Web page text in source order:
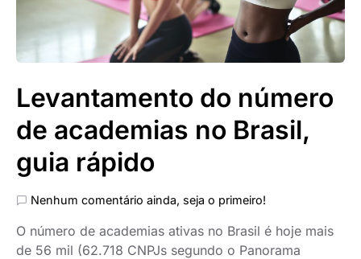
Levantamento do número
de academias no Brasil,
guia rápido
Nenhum comentário ainda, seja o primeiro!
O número de academias ativas no Brasil é hoje mais
de 56 mil (62.718 CNPJs segundo o Panorama